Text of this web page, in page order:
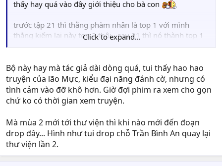
thấy hay quá vào đây giới thiệu cho bà con
trước tập 21 thì thằng phàm nhân là top 1 với mình
thằng kiếm lai này top 2 thôi , sau 21 thì nó thành top 1
https://hh3dtq2.net/xem-phim/kiem-lai-episode-id-
25872.html
Click to expand...
Bộ này hay mà tác giả dài dòng quá, tui thấy hao hao
truyện của lão Mực, kiểu đại năng đánh cờ, nhưng có
tình cảm vào đỡ khô hơn. Giờ đợi phim ra xem cho gọn
chứ ko có thời gian xem truyện.
Mà mùa 2 mới tới thư viện thì khi nào mới đến đoạn
drop đây... Hình như tui drop chỗ Trần Bình An quay lại
thư viện lần 2.